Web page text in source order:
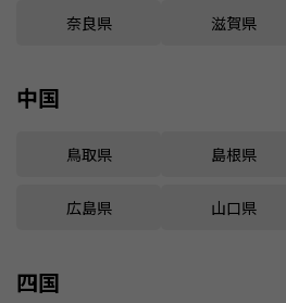
奈良県 滋賀県
中国
鳥取県 島根県
広島県 山口県
四国